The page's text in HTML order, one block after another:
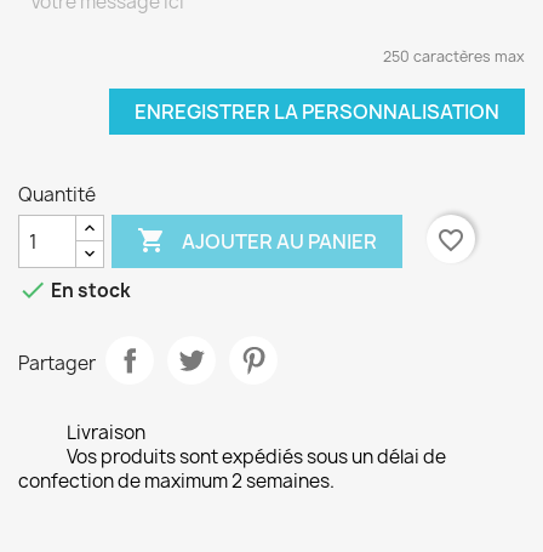
250 caractères max
ENREGISTRER LA PERSONNALISATION
Quantité
 AJOUTER AU PANIER
favorite_border
 En stock
Partager
Livraison
Vos produits sont expédiés sous un délai de
confection de maximum 2 semaines.